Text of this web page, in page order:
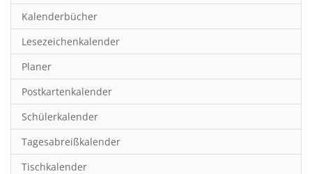
Frauen
Fußball
Geburtstagskalender
Hobby & Basteln
Humor & Cartoon
Inpiration & Entspannung
Inspiration & Entspannung
Kalenderbücher
Lesezeichenkalender
Planer
Postkartenkalender
Schülerkalender
Tagesabreißkalender
Tischkalender